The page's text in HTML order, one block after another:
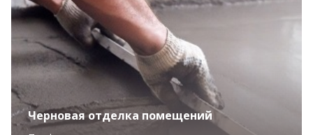
Черновая отделка помещений